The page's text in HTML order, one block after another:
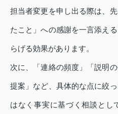
担当者変更を申し出る際は、
たこと」への感謝を一言添え
らげる効果があります。
次に、「連絡の頻度」「説明
提案」など、具体的な点に絞
はなく事実に基づく相談とし